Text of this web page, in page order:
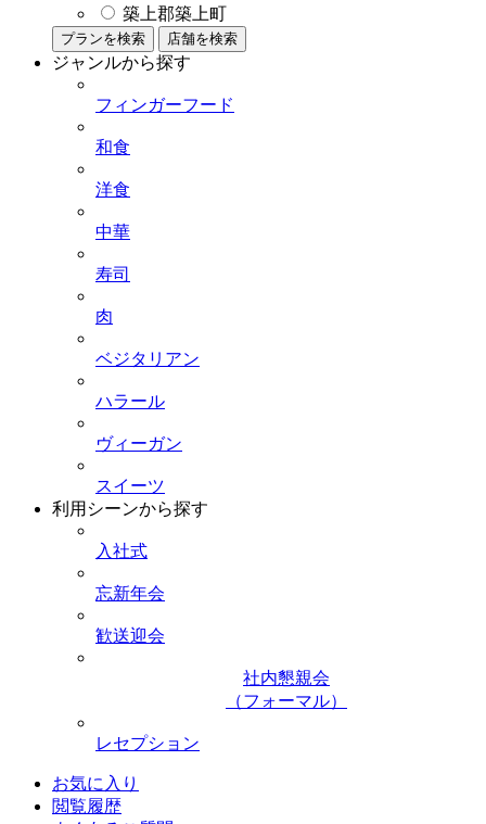
築上郡築上町
プランを検索 店舗を検索
ジャンルから探す
フィンガーフード
和食
洋食
中華
寿司
肉
ベジタリアン
ハラール
ヴィーガン
スイーツ
利用シーンから探す
入社式
忘新年会
歓送迎会
社内懇親会
（フォーマル）
レセプション
お気に入り
閲覧履歴